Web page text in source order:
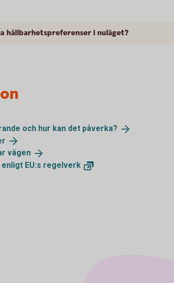
hållbarhetspreferenser i nuläget?
och hur kan det påverka?
vägen
EU:s regelverk